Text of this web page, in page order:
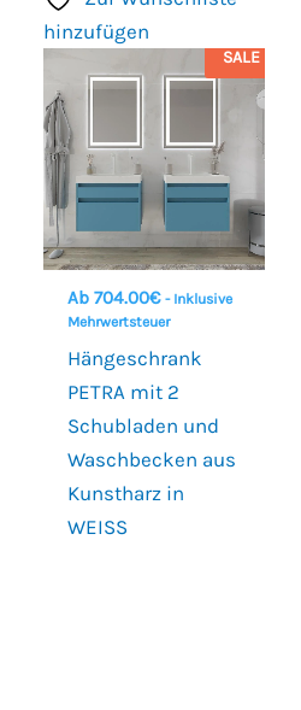
hinzufügen
SALE
Ab 704.00€ - Inklusive
Mehrwertsteuer
Hängeschrank
PETRA mit 2
Schubladen und
Waschbecken aus
Kunstharz in
WEISS